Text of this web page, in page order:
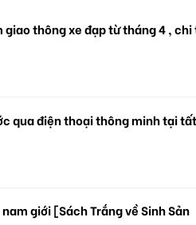
giao thông xe đạp từ tháng 4 ,
qua điện thoại thông minh tại
giới [Sách Trắng về Sinh Sản